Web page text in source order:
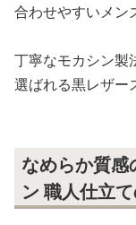
合わせやすいメン
丁寧なモカシン製
選ばれる黒レザー
なめらか質
ン 職人仕立